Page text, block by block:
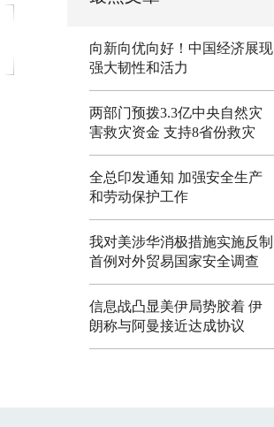
向新向优向好！中国经济展现
强大韧性和活力
两部门预拨3.3亿中央自然灾
害救灾资金 支持8省份救灾
全总印发通知 加强安全生产
和劳动保护工作
我对美涉华消极措施实施反制
首例对外贸易国家安全调查
信息战凸显美伊局势胶着 伊
朗称与阿曼接近达成协议